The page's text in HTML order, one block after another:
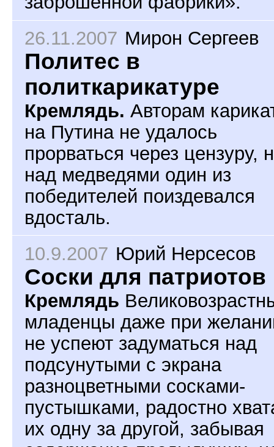
26.11.2007 Мирон Сергеев
Политес в
политкарикатуре
Кремлядь. Авторам
на Путина не удалось
прорваться через цензуру,
над медведями один из
победителей поиздевался
вдосталь.
10.9.2007 Юрий Нерсесов
Соски для патриотов
Кремлядь
младенцы даже при
не успеют задуматься над
подсунутыми с экрана
разноцветными сосками-
пустышками, радостно
их одну за другой, забывая